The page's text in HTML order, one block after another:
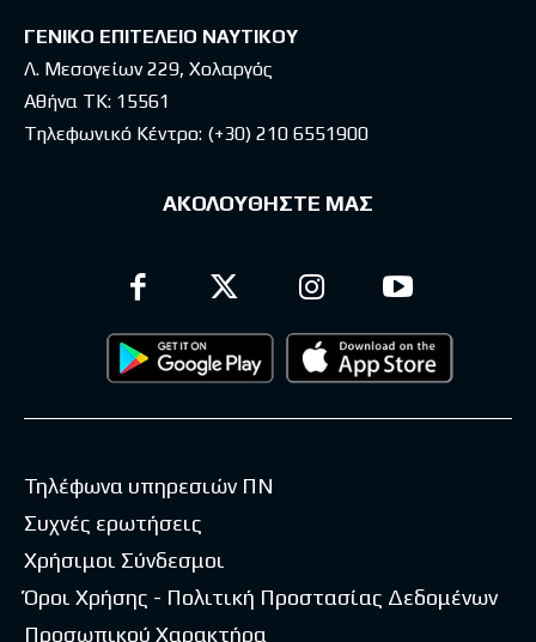
ΓΕΝΙΚΟ ΕΠΙΤΕΛΕΙΟ ΝΑΥΤΙΚΟΥ
Λ. Μεσογείων 229, Χολαργός
Αθήνα ΤΚ: 15561
Τηλεφωνικό Κέντρο: (+30) 210 6551900
ΑΚΟΛΟΥΘΗΣΤΕ ΜΑΣ
Τηλέφωνα υπηρεσιών ΠΝ
Συχνές ερωτήσεις
Χρήσιμοι Σύνδεσμοι
Όροι Χρήσης - Πολιτική Προστασίας Δεδομένων
Προσωπικού Χαρακτήρα